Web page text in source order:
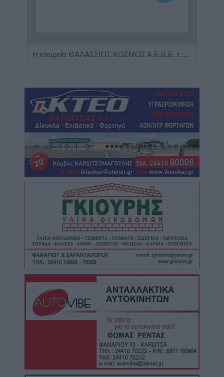
Η εταιρεία ΘΑΛΑΣΣΙΟΣ ΚΟΣΜΟΣ Α.Ε.Β.Ε. επιθυμεί να προσλάβει Αποθηκάριο